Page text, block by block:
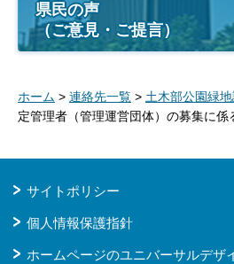
県民の声
（ご意見・ご提言）
ホーム > 連絡先一覧 > 土木部公園緑
定管理者（管理運営団体）の募集に係
サイトポリシー
個人情報保護指針
ホームページのユニバーサルデザ